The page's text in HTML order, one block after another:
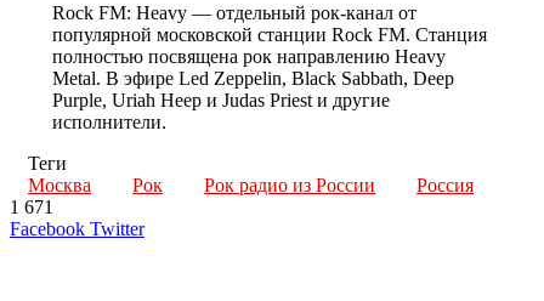
Rock FM: Heavy — отдельный рок-канал от
популярной московской станции Rock FM. Станция
полностью посвящена рок направлению Heavy
Metal. В эфире Led Zeppelin, Black Sabbath, Deep
Purple, Uriah Heep и Judas Priest и другие
исполнители.
Теги
Москва
Рок Рок радио из России
Россия
1 671
Facebook TwitterLinkedIn
Tumblr
Reddit
Вконтакте
Одноклассники
Skype
Messenger
Messenger
WhatsApp
Telegram
Viber
Line
Поделиться
Печатать